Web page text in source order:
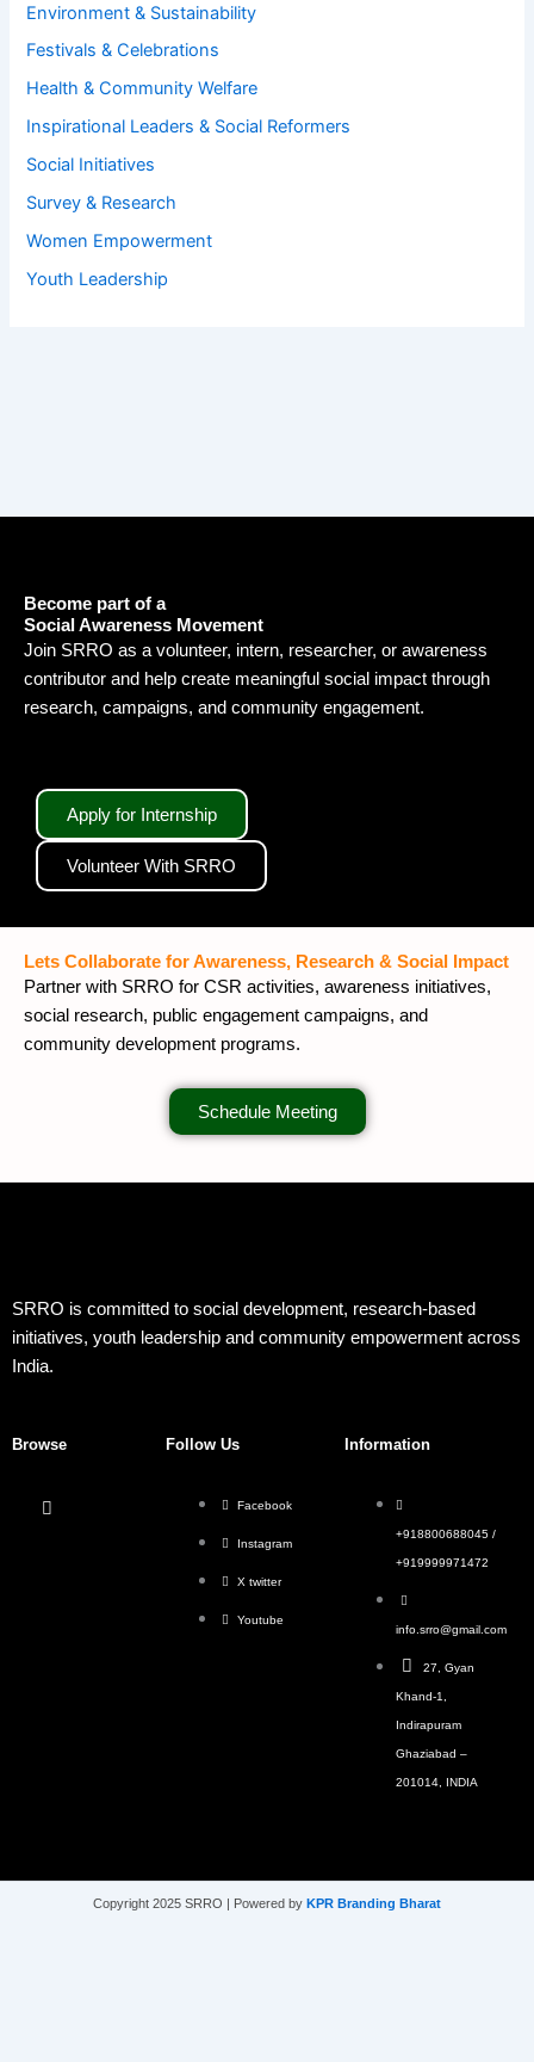
Environment & Sustainability
Festivals & Celebrations
Health & Community Welfare
Inspirational Leaders & Social Reformers
Social Initiatives
Survey & Research
Women Empowerment
Youth Leadership
Become part of a
Social Awareness Movement
Join SRRO as a volunteer, intern, researcher, or awareness
contributor and help create meaningful social impact through
research, campaigns, and community engagement.
Apply for Internship
Volunteer With SRRO
Lets Collaborate for Awareness, Research & Social Impact
Partner with SRRO for CSR activities, awareness initiatives,
social research, public engagement campaigns, and
community development programs.
Schedule Meeting
SRRO is committed to social development, research-based
initiatives, youth leadership and community empowerment across
India.
Browse Follow Us
Facebook
Instagram
X twitter
Youtube
Information
+918800688045 /
+919999971472
info.srro@gmail.com
27, Gyan
Khand-1,
Indirapuram
Ghaziabad –
201014, INDIA
Copyright 2025 SRRO | Powered by KPR Branding Bharat